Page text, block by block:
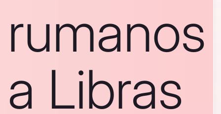
rumanos
a Libras